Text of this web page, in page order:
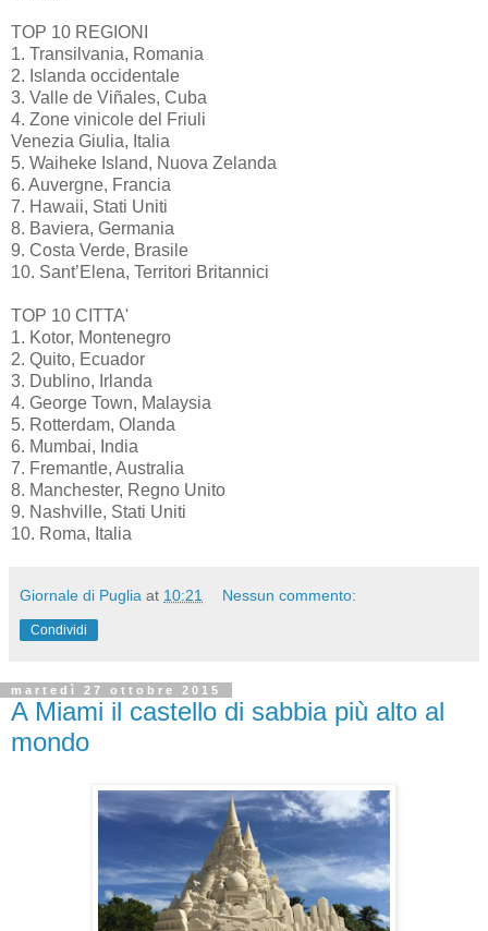
TOP 10 REGIONI
1. Transilvania, Romania
2. Islanda occidentale
3. Valle de Viñales, Cuba
4. Zone vinicole del Friuli
Venezia Giulia, Italia
5. Waiheke Island, Nuova Zelanda
6. Auvergne, Francia
7. Hawaii, Stati Uniti
8. Baviera, Germania
9. Costa Verde, Brasile
10. Sant’Elena, Territori Britannici
TOP 10 CITTA'
1. Kotor, Montenegro
2. Quito, Ecuador
3. Dublino, Irlanda
4. George Town, Malaysia
5. Rotterdam, Olanda
6. Mumbai, India
7. Fremantle, Australia
8. Manchester, Regno Unito
9. Nashville, Stati Uniti
10. Roma, Italia
Giornale di Puglia at 10:21 Nessun commento:
Condividi
martedì 27 ottobre 2015
A Miami il castello di sabbia più alto al
mondo